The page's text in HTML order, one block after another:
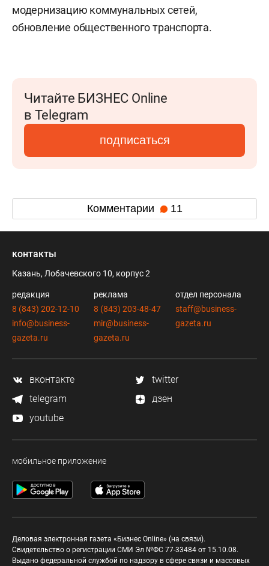
модернизацию коммунальных сетей,
обновление общественного транспорта.
Читайте БИЗНЕС Online
в Telegram
подписаться
Комментарии 11
контакты
Казань, Лобачевского 10, корпус 2
редакция
8 (843) 202-12-10
info@business-
gazeta.ru
реклама
8 (843) 203-48-47
mir@business-
gazeta.ru
отдел персонала
staff@business-
gazeta.ru
вконтакте
twitter
telegram
дзен
youtube
мобильное приложение
Деловая электронная газета «Бизнес Online» (на связи).
Свидетельство о регистрации СМИ Эл №ФС 77-33484 от 15.10.08.
Выдано федеральной службой по надзору в сфере связи и массовых